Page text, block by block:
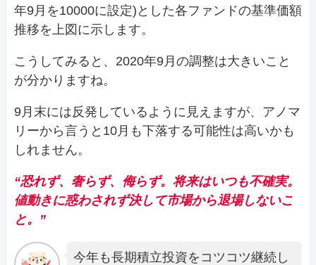
年9月を10000に設定)とした各ファンドの基準価額
推移を上図に示します。
こうしてみると、2020年9月の調整は大きいこと
が分かりますね。
9月末には反発しているように見えますが、アノマ
リーから言うと10月も下落する可能性は高いかも
しれません。
“恐れず、奢らず、侮らず。将来はいつも不確実。
値動きに惑わされず決して市場から退場しないこ
と。”
今年も長期積立投資をコツコツ継続し